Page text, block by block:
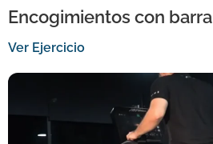
Encogimientos con barra
Ver Ejercicio